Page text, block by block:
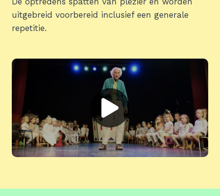
uitgebreid voorbereid inclusief een generale
repetitie.